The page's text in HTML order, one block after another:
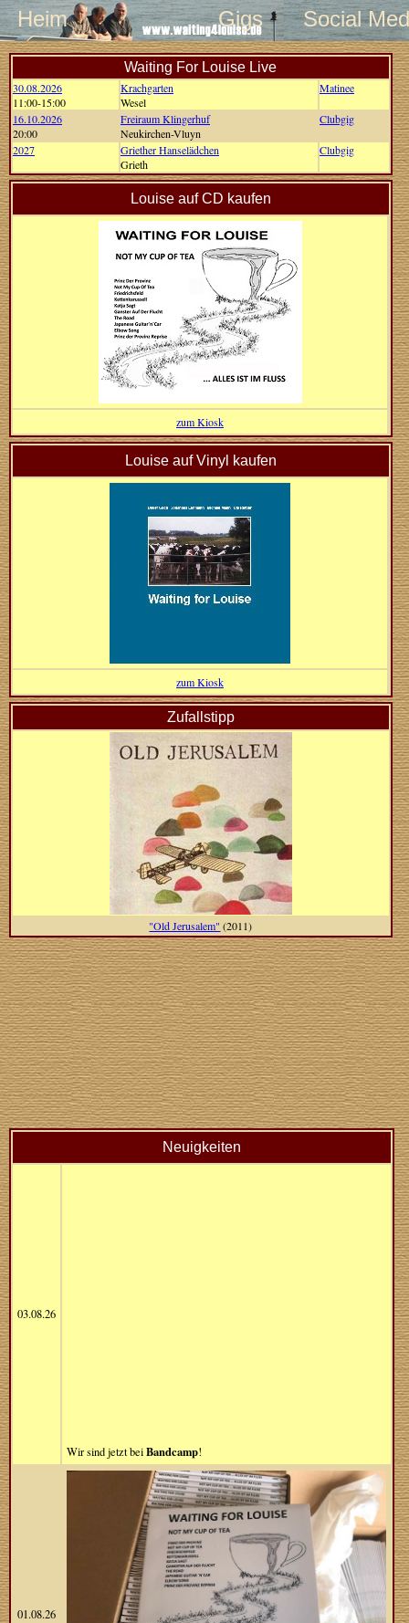
Heim Gigs Social
Waiting For Louise Live
30.08.2026
11:00-15:00
Krachgarten
Wesel
Matinee
16.10.2026
20:00
Freiraum Klingerhuf
Neukirchen-Vluyn
Clubgig
2027
Griether Hanselädchen
Grieth
Clubgig
Louise auf CD kaufen
zum Kiosk
Louise auf Vinyl kaufen
zum Kiosk
Zufallstipp
"Old Jerusalem" (2011)
Neuigkeiten
03.08.26
Wir sind jetzt beiBandcamp!
01.08.26